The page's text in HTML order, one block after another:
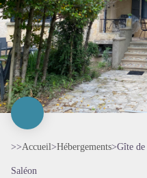
>>Accueil>Hébergements>Gîte
Saléon